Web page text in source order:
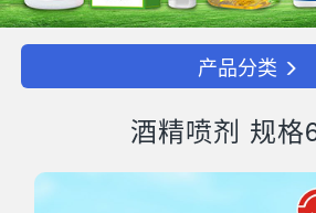
产品分类
酒精喷剂 规格